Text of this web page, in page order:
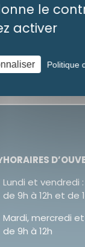
HORAIRES
Lundi et vendredi :
de 9h à 12h et de
Mardi, mercredi
de 9h à 12h
le
activer
Politique